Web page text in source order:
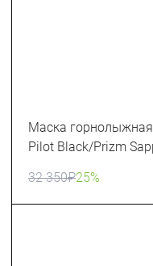
Маска горнолыжная
Pilot Black/Prizm
32 350₽25%